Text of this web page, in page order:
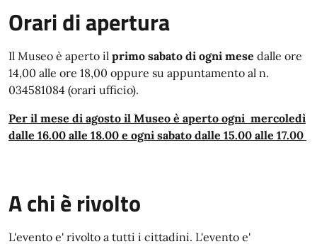
Orari di apertura
Il Museo è aperto il primo sabato di ogni mese dalle ore
14,00 alle ore 18,00 oppure su appuntamento al n.
034581084 (orari ufficio).
Per il mese di agosto il Museo è aperto ogni mercoledì
dalle 16.00 alle 18.00 e ogni sabato dalle 15.00 alle 17.00
A chi è rivolto
L'evento e' rivolto a tutti i cittadini. L'evento e'